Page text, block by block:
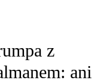
z
ani